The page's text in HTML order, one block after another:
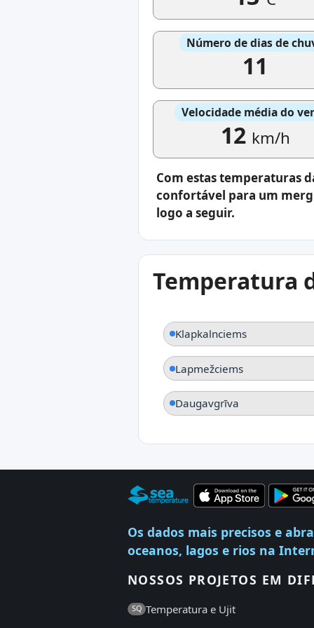
Número de dias de
11
Velocidade média do
12 km/h
Com estas temperaturas
confortável para um
logo a seguir.
Temperatura
Klapkalnciems
Lapmežciems
Daugavgrīva
Os dados mais precisos e
oceanos, lagos e rios na
NOSSOS PROJETOS EM
SQ Temperatura e Ujit